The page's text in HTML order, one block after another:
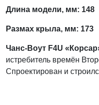
Длина модели, мм: 148
Размах крыла, мм: 173
Чанс-Воут F4U
истребитель времён
Спроектирован и